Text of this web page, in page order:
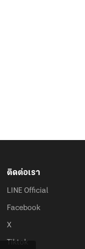
ติดต่อเรา
LINE Official
Facebook
X
Tiktok